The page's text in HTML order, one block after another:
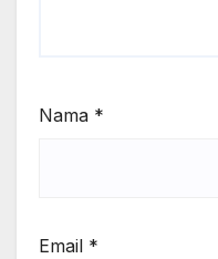
Nama *
Email *